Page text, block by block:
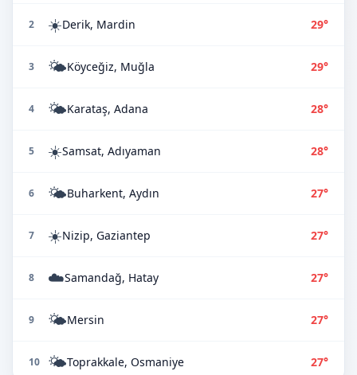
2 ☀️Derik, Mardin 29°
3 🌤️Köyceğiz, Muğla 29°
4 🌤️Karataş, Adana 28°
5 ☀️Samsat, Adıyaman 28°
6 🌤️Buharkent, Aydın 27°
7 ☀️Nizip, Gaziantep 27°
8 ☁️Samandağ, Hatay 27°
9 🌤️Mersin 27°
10 🌤️Toprakkale, Osmaniye 27°